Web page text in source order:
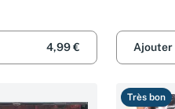
4,99 € Ajouter
Très bon